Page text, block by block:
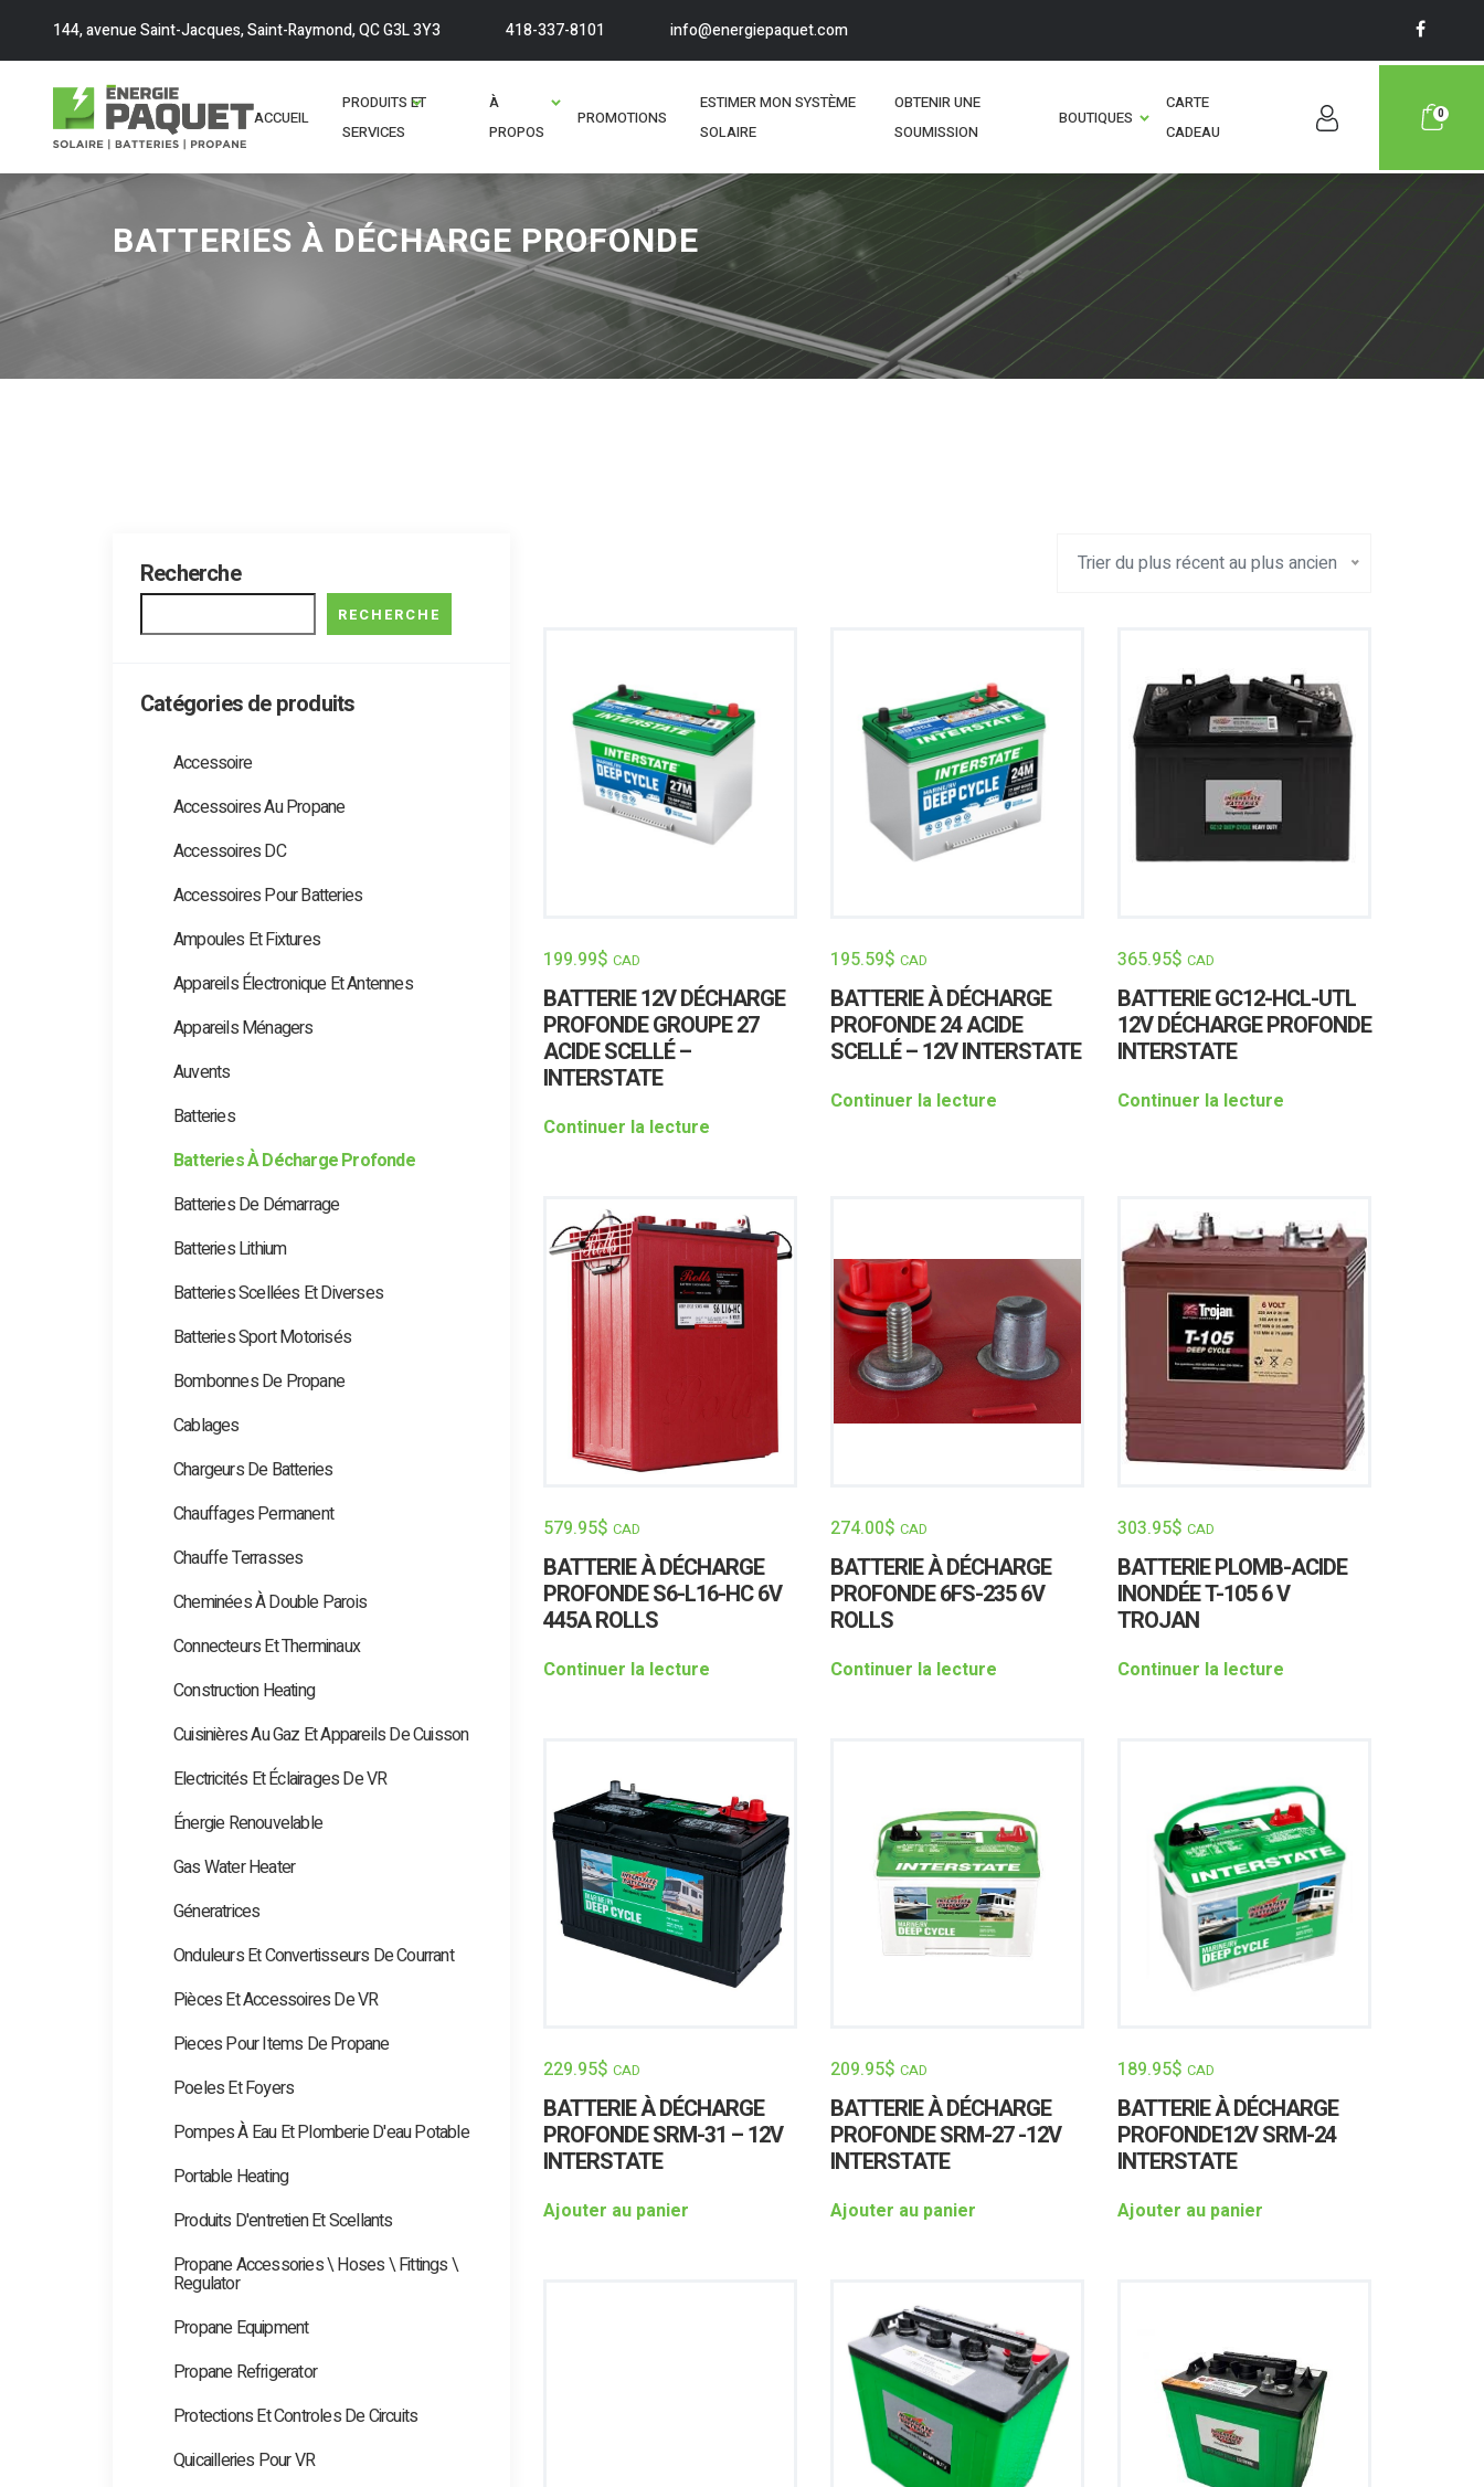
144, avenue Saint-Jacques, Saint-Raymond, QC G3L 3Y3 418-337-8101 info@energiepaquet.com
ACCUEIL
PRODUITS ET
SERVICES
À
PROPOS
PROMOTIONS
ESTIMER MON SYSTÈME
SOLAIRE
OBTENIR UNE
SOUMISSION
BOUTIQUES
CARTE
CADEAU
0
BATTERIES À DÉCHARGE PROFONDE
Recherche
RECHERCHE
Catégories de produits
Accessoire
Accessoires Au Propane
Accessoires DC
Accessoires Pour Batteries
Ampoules Et Fixtures
Appareils Électronique Et Antennes
Appareils Ménagers
Auvents
Batteries
Batteries À Décharge Profonde
Batteries De Démarrage
Batteries Lithium
Batteries Scellées Et Diverses
Batteries Sport Motorisés
Bombonnes De Propane
Cablages
Chargeurs De Batteries
Chauffages Permanent
Chauffe Terrasses
Cheminées À Double Parois
Connecteurs Et Therminaux
Construction Heating
Cuisinières Au Gaz Et Appareils De Cuisson
Electricités Et Éclairages De VR
Énergie Renouvelable
Gas Water Heater
Géneratrices
Onduleurs Et Convertisseurs De Courrant
Pièces Et Accessoires De VR
Pieces Pour Items De Propane
Poeles Et Foyers
Pompes À Eau Et Plomberie D'eau Potable
Portable Heating
Produits D'entretien Et Scellants
Propane Accessories \ Hoses \ Fittings \
Regulator
Propane Equipment
Propane Refrigerator
Protections Et Controles De Circuits
Quicailleries Pour VR
Trier du plus récent au plus ancien
199.99$ CAD
BATTERIE 12V DÉCHARGE
PROFONDE GROUPE 27
ACIDE SCELLÉ –
INTERSTATE
Continuer la lecture
195.59$ CAD
BATTERIE À DÉCHARGE
PROFONDE 24 ACIDE
SCELLÉ – 12V INTERSTATE
Continuer la lecture
365.95$ CAD
BATTERIE GC12-HCL-UTL
12V DÉCHARGE PROFONDE
INTERSTATE
Continuer la lecture
579.95$ CAD
BATTERIE À DÉCHARGE
PROFONDE S6-L16-HC 6V
445A ROLLS
Continuer la lecture
274.00$ CAD
BATTERIE À DÉCHARGE
PROFONDE 6FS-235 6V
ROLLS
Continuer la lecture
303.95$ CAD
BATTERIE PLOMB-ACIDE
INONDÉE T-105 6 V
TROJAN
Continuer la lecture
229.95$ CAD
BATTERIE À DÉCHARGE
PROFONDE SRM-31 – 12V
INTERSTATE
Ajouter au panier
209.95$ CAD
BATTERIE À DÉCHARGE
PROFONDE SRM-27 -12V
INTERSTATE
Ajouter au panier
189.95$ CAD
BATTERIE À DÉCHARGE
PROFONDE12V SRM-24
INTERSTATE
Ajouter au panier